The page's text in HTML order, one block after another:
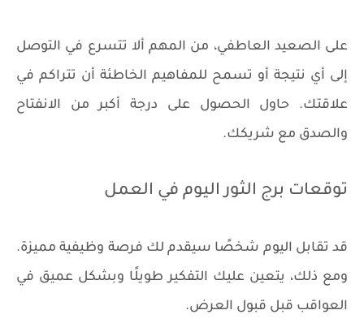
على الصعيد العاطفي، من المهم ألا تتسرع في التوصل
إلى أي نتيجة أو تسمح للمفاهيم الخاطئة أن تتراكم في
علاقتك. حاول الحصول على درجة أكبر من الانفتاح
والصدق مع شريكك.
توقعات برج الثور اليوم في العمل
قد تقابل اليوم شخصًا سيقدم لك فرصة وظيفية مميزة.
ومع ذلك، يتعين عليك التفكير طويلًا وبشكل عميق في
العواقب قبل قبول العرض.